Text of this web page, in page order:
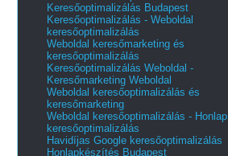
Keresőoptimalizálás Budapest
Keresőoptimalizálás - Weboldal
keresőoptimalizálás
Weboldal keresőmarketing és
keresőoptimalizálás
Keresőoptimalizálás Weboldal -
Keresőmarketing Weboldal
Weboldal keresőoptimalizálás és
keresőmarketing
Weboldal keresőoptimalizálás - Honlap
keresőoptimalizálás
Havidíjas Google keresőoptimalizálás
Honlapkészítés Budapest